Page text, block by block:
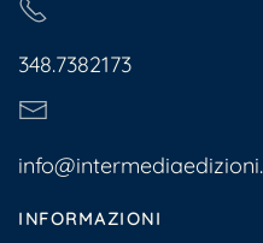
348.7382173
INFORMAZIONI